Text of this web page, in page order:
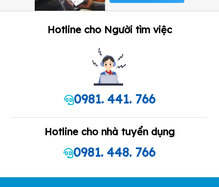
Hotline cho Người tìm việc
0981. 441. 766
Hotline cho nhà tuyển dụng
0981. 448. 766